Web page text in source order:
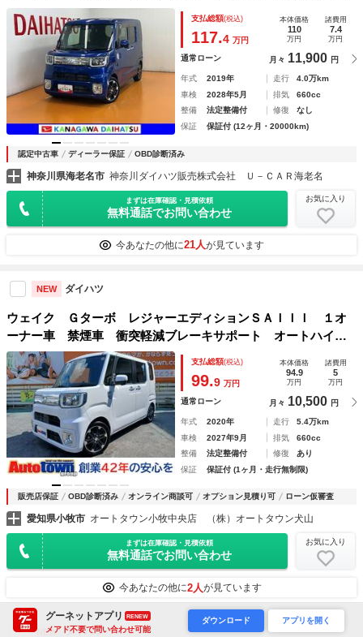
ビ ステアリングスイッチ Ｐスタート 両側オートスライド
ドア ＥＴＣ 誤発進抑制装置 横滑り防止機能 オートハイ
ビーム アイドリングストップ キーフリー
支払総額(税込)
117.4 万円
本体価格
110
万円
諸費用
7.4
万円
通常ローン 月々 11,900 円
年式 2019年 走行
4.0万km
車検
2028年5月 排気
660cc
整備
法定整備付 修復
なし
保証
保証付 (12ヶ月・20000km)
認定中古車 ディーラー保証 OBD診断済み
神奈川県海老名市 神奈川ダイハツ販売株式会社 Ｕ－ＣＡＲ海老名
まずは在庫確認・見積依頼
無料通話でお問い合わせ
お気に入り
今あなたの他に21人が見ています
NEW ダイハツ
ウェイク Ｇターボ レジャーエディションＳＡＩＩＩ １オ
ーナー車 禁煙車 衝突軽減ブレーキサポート オートハイビ
ーム 両側電動スライド ＬＥＤライト 社外パナソニック１
０インチＳＤナビＴＶ 全方位モニター Ｂｌｕｅｔｏｏｔ
ｈ ＥＴＣ ３６０°ドラレコ
支払総額(税込)
99.9 万円
本体価格
94.9
万円
諸費用
5
万円
通常ローン 月々 10,500 円
年式 2020年 走行
5.4万km
車検
2027年9月 排気
660cc
整備
法定整備付 修復
あり
保証
保証付 (1ヶ月・走行無制限)
販売店保証 OBD診断済み オンライン商談可 オプション見積り可 ローン仮審査
愛知県小牧市 オートタウン小牧中央店 （株）オートタウン犬山
まずは在庫確認・見積依頼
無料通話でお問い合わせ
お気に入り
今あなたの他に2人が見ています
NEW ダイハツ
グーネットアプリ RENEW
メアド不要で問い合わせ可能
ダウンロード アプリを開く